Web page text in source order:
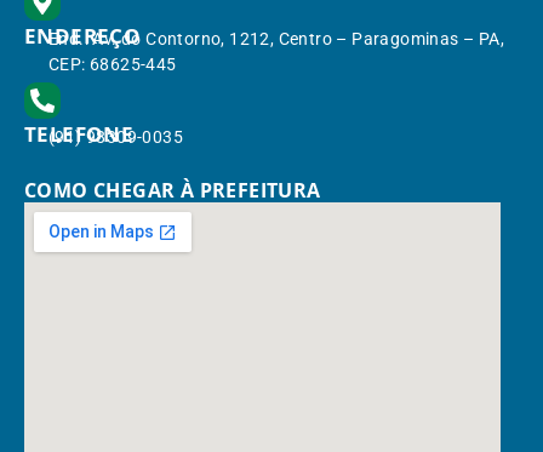
ENDEREÇO
End.: Av. do Contorno, 1212, Centro – Paragominas – PA,
CEP: 68625-445
TELEFONE
(91) 98309-0035
COMO CHEGAR À PREFEITURA